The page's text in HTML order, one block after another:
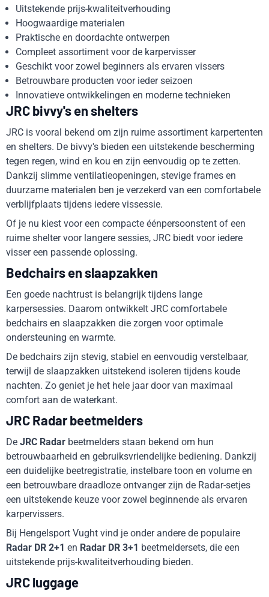
Uitstekende prijs-kwaliteitverhouding
Hoogwaardige materialen
Praktische en doordachte ontwerpen
Compleet assortiment voor de karpervisser
Geschikt voor zowel beginners als ervaren vissers
Betrouwbare producten voor ieder seizoen
Innovatieve ontwikkelingen en moderne technieken
JRC bivvy's en shelters
JRC is vooral bekend om zijn ruime assortiment karpertenten
en shelters. De bivvy's bieden een uitstekende bescherming
tegen regen, wind en kou en zijn eenvoudig op te zetten.
Dankzij slimme ventilatieopeningen, stevige frames en
duurzame materialen ben je verzekerd van een comfortabele
verblijfplaats tijdens iedere vissessie.
Of je nu kiest voor een compacte éénpersoonstent of een
ruime shelter voor langere sessies, JRC biedt voor iedere
visser een passende oplossing.
Bedchairs en slaapzakken
Een goede nachtrust is belangrijk tijdens lange
karpersessies. Daarom ontwikkelt JRC comfortabele
bedchairs en slaapzakken die zorgen voor optimale
ondersteuning en warmte.
De bedchairs zijn stevig, stabiel en eenvoudig verstelbaar,
terwijl de slaapzakken uitstekend isoleren tijdens koude
nachten. Zo geniet je het hele jaar door van maximaal
comfort aan de waterkant.
JRC Radar beetmelders
De JRC Radar beetmelders staan bekend om hun
betrouwbaarheid en gebruiksvriendelijke bediening. Dankzij
een duidelijke beetregistratie, instelbare toon en volume en
een betrouwbare draadloze ontvanger zijn de Radar-setjes
een uitstekende keuze voor zowel beginnende als ervaren
karpervissers.
Bij Hengelsport Vught vind je onder andere de populaire
Radar DR 2+1 en Radar DR 3+1 beetmeldersets, die een
uitstekende prijs-kwaliteitverhouding bieden.
JRC luggage